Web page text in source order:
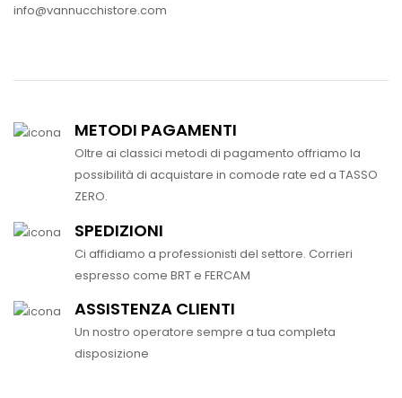
info@vannucchistore.com
METODI PAGAMENTI
Oltre ai classici metodi di pagamento offriamo la
possibilità di acquistare in comode rate ed a TASSO
ZERO.
SPEDIZIONI
Ci affidiamo a professionisti del settore. Corrieri
espresso come BRT e FERCAM
ASSISTENZA CLIENTI
Un nostro operatore sempre a tua completa
disposizione